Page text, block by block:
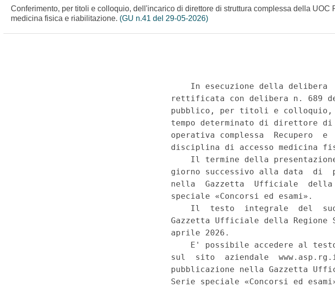
Conferimento, per titoli e colloquio, dell'incarico di direttore di struttura complessa della
medicina fisica e riabilitazione. (GU n.41 del 29-05-2026)